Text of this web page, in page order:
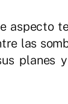
aspecto
las
planes